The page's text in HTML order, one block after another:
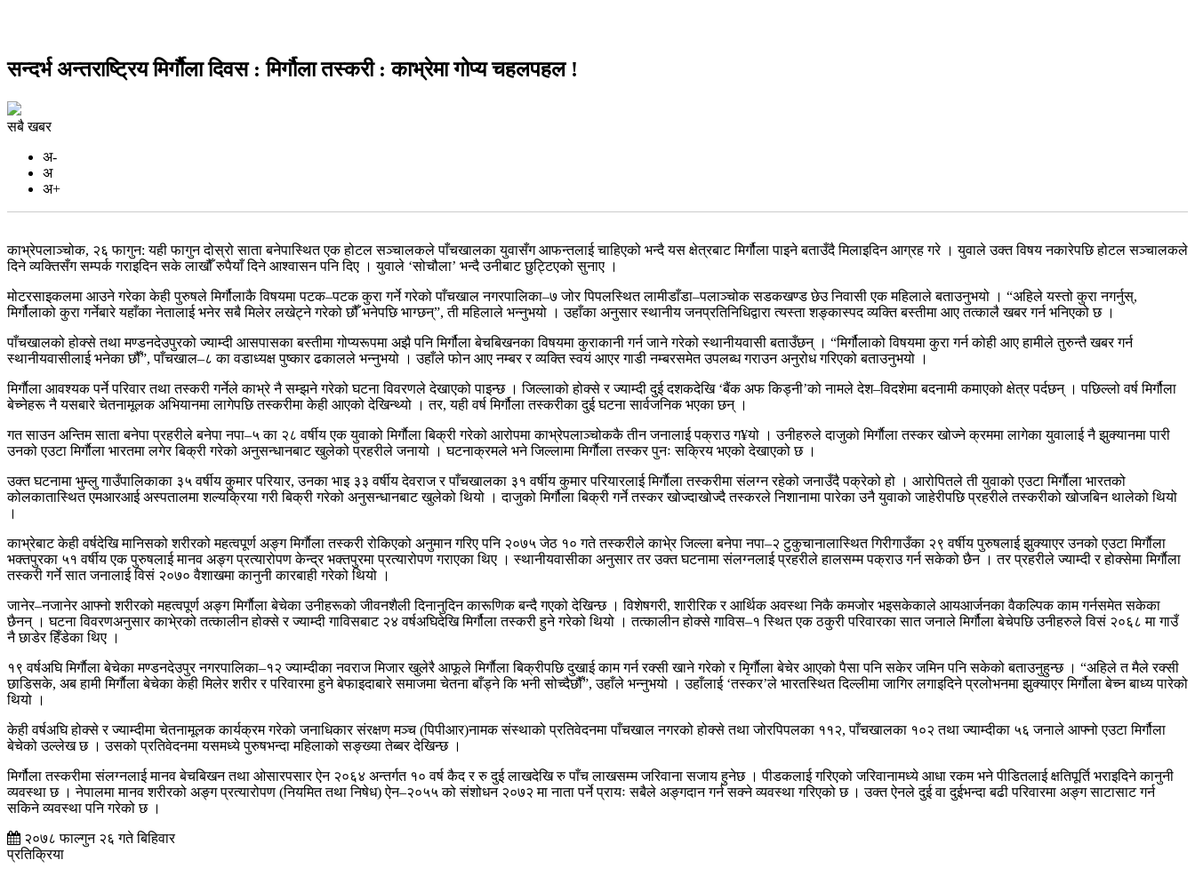
सन्दर्भ अन्तराष्ट्रिय मिर्गौैला दिवस : मिर्गौला तस्करी : काभ्रेमा गोप्य चहलपहल !
सबै खबर
अ-
अ
अ+
काभ्रेपलाञ्चोक, २६ फागुन: यही फागुन दोस्रो साता बनेपास्थित एक होटल सञ्चालकले पाँचखालका युवासँग आफन्तलाई चाहिएको भन्दै यस क्षेत्रबाट मिर्गौला पाइने बताउँदै मिलाइदिन आग्रह गरे । युवाले उक्त विषय नकारेपछि होटल सञ्चालकले
दिने व्यक्तिसँग सम्पर्क गराइदिन सके लाखौँ रुपैयाँ दिने आश्वासन पनि दिए । युवाले ‘सोचौला’ भन्दै उनीबाट छुट्टिएको सुनाए ।
मोटरसाइकलमा आउने गरेका केही पुरुषले मिर्गौलाकै विषयमा पटक–पटक कुरा गर्ने गरेको पाँचखाल नगरपालिका–७ जोर पिपलस्थित लामीडाँडा–पलाञ्चोक सडकखण्ड छेउ निवासी एक महिलाले बताउनुभयो । “अहिले यस्तो कुरा नगर्नुस्,
मिर्गौलाको कुरा गर्नेबारे यहाँका नेतालाई भनेर सबै मिलेर लखेट्ने गरेको छौँ भनेपछि भाग्छन्”, ती महिलाले भन्नुभयो । उहाँका अनुसार स्थानीय जनप्रतिनिधिद्वारा त्यस्ता शङ्कास्पद व्यक्ति बस्तीमा आए तत्कालै खबर गर्न भनिएको छ ।
पाँचखालको होक्से तथा मण्डनदेउपुरको ज्याम्दी आसपासका बस्तीमा गोप्यरूपमा अझै पनि मिर्गौला बेचबिखनका विषयमा कुराकानी गर्न जाने गरेको स्थानीयवासी बताउँछन् । “मिर्गौलाको विषयमा कुरा गर्न कोही आए हामीले तुरुन्तै खबर गर्न
स्थानीयवासीलाई भनेका छौँ”, पाँचखाल–८ का वडाध्यक्ष पुष्कार ढकालले भन्नुभयो । उहाँले फोन आए नम्बर र व्यक्ति स्वयं आएर गाडी नम्बरसमेत उपलब्ध गराउन अनुरोध गरिएको बताउनुभयो ।
मिर्गाैला आवश्यक पर्ने परिवार तथा तस्करी गर्नेले काभ्रे नै सम्झने गरेको घटना विवरणले देखाएको पाइन्छ । जिल्लाको होक्से र ज्याम्दी दुई दशकदेखि ‘बैंक अफ किड्नी’को नामले देश–विदशेमा बदनामी कमाएको क्षेत्र पर्दछन् । पछिल्लो वर्ष मिर्गौला
बेच्नेहरू नै यसबारे चेतनामूलक अभियानमा लागेपछि तस्करीमा केही आएको देखिन्थ्यो । तर, यही वर्ष मिर्गौला तस्करीका दुई घटना सार्वजनिक भएका छन् ।
गत साउन अन्तिम साता बनेपा प्रहरीले बनेपा नपा–५ का २८ वर्षीय एक युवाको मिर्गाैला बिक्री गरेको आरोपमा काभ्रेपलाञ्चोककै तीन जनालाई पक्राउ ग¥यो । उनीहरुले दाजुको मिर्गाैला तस्कर खोज्ने क्रममा लागेका युवालाई नै झुक्यानमा पारी
उनको एउटा मिर्गाैला भारतमा लगेर बिक्री गरेको अनुसन्धानबाट खुलेको प्रहरीले जनायो । घटनाक्रमले भने जिल्लामा मिर्गाैला तस्कर पुनः सक्रिय भएको देखाएको छ ।
उक्त घटनामा भुम्लु गाउँपालिकाका ३५ वर्षीय कुमार परियार, उनका भाइ ३३ वर्षीय देवराज र पाँचखालका ३१ वर्षीय कुमार परियारलाई मिर्गाैला तस्करीमा संलग्न रहेको जनाउँदै पक्रेको हो । आरोपितले ती युवाको एउटा मिर्गाैला भारतको
कोलकातास्थित एमआरआई अस्पतालमा शल्यक्रिया गरी बिक्री गरेको अनुसन्धानबाट खुलेको थियो । दाजुको मिर्गौला बिक्री गर्ने तस्कर खोज्दाखोज्दै तस्करले निशानामा पारेका उनै युवाको जाहेरीपछि प्रहरीले तस्करीको खोजबिन थालेको थियो
।
काभ्रेबाट केही वर्षदेखि मानिसको शरीरको महत्वपूर्ण अङ्ग मिर्गाैला तस्करी रोकिएको अनुमान गरिए पनि २०७५ जेठ १० गते तस्करीले काभे्र जिल्ला बनेपा नपा–२ टुकुचानालास्थित गिरीगाउँका २९ वर्षीय पुरुषलाई झुक्याएर उनको एउटा मिर्गाैला
भक्तपुरका ५१ वर्षीय एक पुरुषलाई मानव अङ्ग प्रत्यारोपण केन्द्र भक्तपुरमा प्रत्यारोपण गराएका थिए । स्थानीयवासीका अनुसार तर उक्त घटनामा संलग्नलाई प्रहरीले हालसम्म पक्राउ गर्न सकेको छैन । तर प्रहरीले ज्याम्दी र होक्सेमा मिर्गाैला
तस्करी गर्ने सात जनालाई विसं २०७० वैशाखमा कानुनी कारबाही गरेको थियो ।
जानेर–नजानेर आफ्नो शरीरको महत्वपूर्ण अङ्ग मिर्गाैला बेचेका उनीहरूको जीवनशैली दिनानुदिन कारूणिक बन्दै गएको देखिन्छ । विशेषगरी, शारीरिक र आर्थिक अवस्था निकै कमजोर भइसकेकाले आयआर्जनका वैकल्पिक काम गर्नसमेत सकेका
छैनन् । घटना विवरणअनुसार काभे्रको तत्कालीन होक्से र ज्याम्दी गाविसबाट २४ वर्षअघिदेखि मिर्गौला तस्करी हुने गरेको थियो । तत्कालीन होक्से गाविस–१ स्थित एक ठकुरी परिवारका सात जनाले मिर्गौला बेचेपछि उनीहरुले विसं २०६८ मा गाउँ
नै छाडेर हिँडेका थिए ।
१९ वर्षअघि मिर्गाैला बेचेका मण्डनदेउपुर नगरपालिका–१२ ज्याम्दीका नवराज मिजार खुलेरै आफूले मिर्गाैला बिक्रीपछि दुखाई काम गर्न रक्सी खाने गरेको र मिृर्गाैला बेचेर आएको पैसा पनि सकेर जमिन पनि सकेको बताउनुहुन्छ । “अहिले त मैले रक्सी
छाडिसके, अब हामी मिर्गाैला बेचेका केही मिलेर शरीर र परिवारमा हुने बेफाइदाबारे समाजमा चेतना बाँड्ने कि भनी सोच्दैछौँ”, उहाँले भन्नुभयो । उहाँलाई ‘तस्कर’ले भारतस्थित दिल्लीमा जागिर लगाइदिने प्रलोभनमा झुक्याएर मिर्गौला बेच्न बाध्य पारेको
थियो ।
केही वर्षअघि होक्से र ज्याम्दीमा चेतनामूलक कार्यक्रम गरेको जनाधिकार संरक्षण मञ्च (पिपीआर)नामक संस्थाको प्रतिवेदनमा पाँचखाल नगरको होक्से तथा जोरपिपलका ११२, पाँचखालका १०२ तथा ज्याम्दीका ५६ जनाले आफ्नो एउटा मिर्गौला
बेचेको उल्लेख छ । उसको प्रतिवेदनमा यसमध्ये पुरुषभन्दा महिलाको सङ्ख्या तेब्बर देखिन्छ ।
मिर्गौला तस्करीमा संलग्नलाई मानव बेचबिखन तथा ओसारपसार ऐन २०६४ अन्तर्गत १० वर्ष कैद र रु दुई लाखदेखि रु पाँच लाखसम्म जरिवाना सजाय हुनेछ । पीडकलाई गरिएको जरिवानामध्ये आधा रकम भने पीडितलाई क्षतिपूर्ति भराइदिने कानुनी
व्यवस्था छ । नेपालमा मानव शरीरको अङ्ग प्रत्यारोपण (नियमित तथा निषेध) ऐन–२०५५ को संशोधन २०७२ मा नाता पर्ने प्रायः सबैले अङ्गदान गर्न सक्ने व्यवस्था गरिएको छ । उक्त ऐनले दुई वा दुईभन्दा बढी परिवारमा अङ्ग साटासाट गर्न
सकिने व्यवस्था पनि गरेको छ ।
२०७८ फाल्गुन २६ गते बिहिवार
प्रतिक्रिया